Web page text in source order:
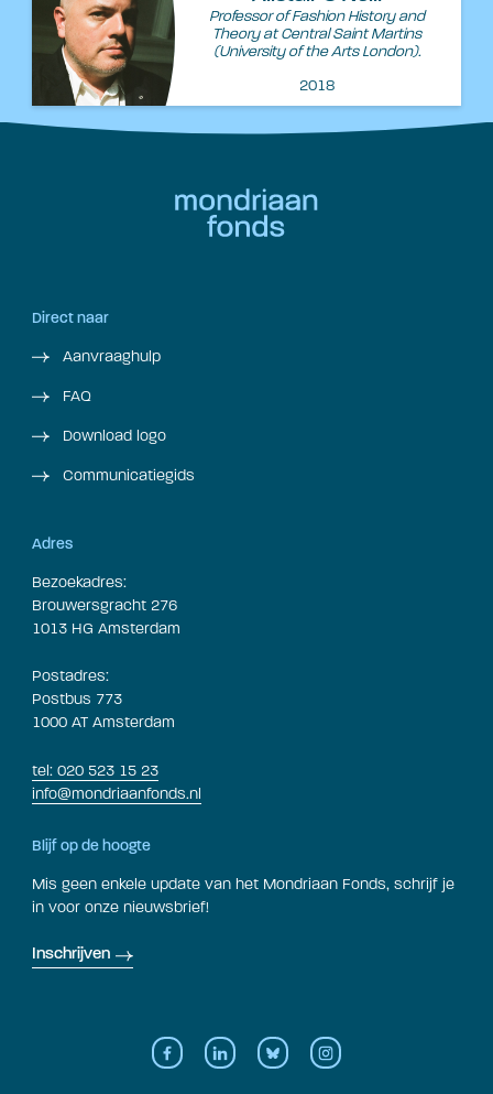
Professor of Fashion History and
Theory at Central Saint Martins
(University of the Arts London).
2018
Direct naar
Aanvraaghulp
FAQ
Download logo
Communicatiegids
Adres
Bezoekadres:
Brouwersgracht 276
1013 HG Amsterdam
Postadres:
Postbus 773
1000 AT Amsterdam
tel: 020 523 15 23
info@mondriaanfonds.nl
Blijf op de hoogte
Mis geen enkele update van het Mondriaan Fonds, schrijf je
in voor onze nieuwsbrief!
Inschrijven